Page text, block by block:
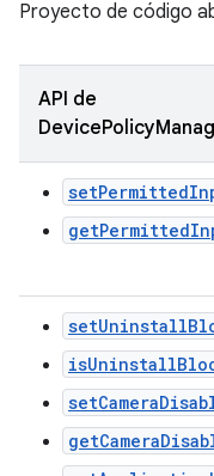
Proyecto de código
API de